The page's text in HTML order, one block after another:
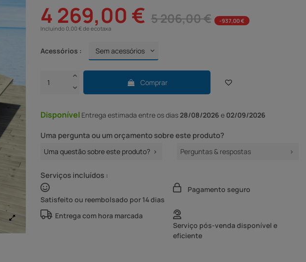
4 269,00 € 5 206,00 €
-937,00 €
Incluindo 0,00 € de ecotaxa
Acessórios :
Comprar
Disponível Entrega estimada entre os dias28/08/2026 e 02/09/2026
Uma pergunta ou um orçamento sobre este produto?
Uma questão sobre este produto? Perguntas & respostas
Serviços incluídos :
Satisfeito ou reembolsado por 14 dias
Pagamento seguro
Entrega com hora marcada
Serviço pós-venda disponível e
eficiente